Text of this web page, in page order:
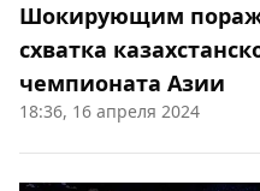
Шокирующим
схватка
чемпионата Азии
18:36, 16 апреля 2024